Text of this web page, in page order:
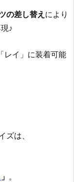
の差し替え により
♪
レイ」に装着可能
ズは、
」 。